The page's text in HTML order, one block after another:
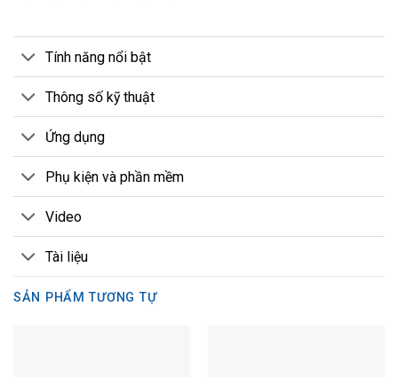
Tính năng nổi bật
Thông số kỹ thuật
Ứng dụng
Phụ kiện và phần mềm
Video
Tài liệu
SẢN PHẨM TƯƠNG TỰ